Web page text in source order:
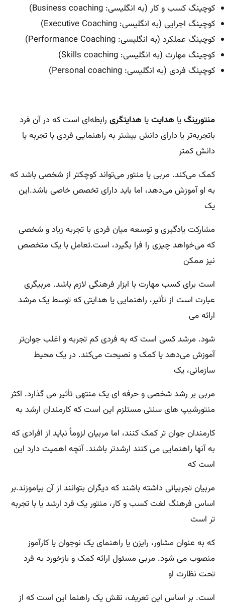
کوچینگ کسب و کار (به انگلیسی: Business coaching)
کوچینگ اجرایی (به انگلیسی: Executive Coaching)
کوچینگ عملکرد (به انگلیسی: Performance Coaching)
کوچینگ مهارت (به انگلیسی: Skills coaching)
کوچینگ فردی (به انگلیسی: Personal coaching)
منتورینگیا هدایتیا هدایتگری رابطه‌ای است که در آن فرد
باتجربه‌تر یا دارای دانش بیشتر به راهنمایی فردی با تجربه یا
دانش کمتر
کمک می‌کند. مربی یا منتور می‌تواند کوچکتر از شخصی باشد که
به او آموزش می‌دهد، اما باید دارای تخصص خاصی باشد.این
یک
مشارکت یادگیری و توسعه میان فردی با تجربه زیاد و شخصی
که می‌خواهد چیزی را فرا بگیرد، است.تعامل با یک متخصص
نیز ممکن
است برای کسب مهارت با ابزار فرهنگی لازم باشد. مربیگری
عبارت است از تأثیر، راهنمایی یا هدایتی که توسط یک مرشد
ارائه می
شود. مرشد کسی است که به فردی کم تجربه و اغلب جوان‌تر
آموزش می‌دهد یا کمک و نصیحت می‌کند. در یک محیط
سازمانی، یک
مربی بر رشد شخصی و حرفه ای یک منتهی تأثیر می گذارد. اکثر
منتورشیپ های سنتی مستلزم این است که کارمندان ارشد به
کارمندان جوان تر کمک کنند، اما مربیان لزوماً نباید از افرادی که
به آنها راهنمایی می کنند ارشدتر باشند. آنچه اهمیت دارد این
است که
مربیان تجربیاتی داشته باشند که دیگران بتوانند از آن بیاموزند.بر
اساس فرهنگ لغت کسب و کار، منتور یک فرد ارشد یا با تجربه
تر است
که به عنوان مشاور، رایزن یا راهنمای یک نوجوان یا کارآموز
منصوب می شود. مربی مسئول ارائه کمک و بازخورد به فرد
تحت نظارت او
است. بر اساس این تعریف، نقش یک راهنما این است که از